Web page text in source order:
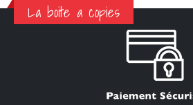
La boite a copies